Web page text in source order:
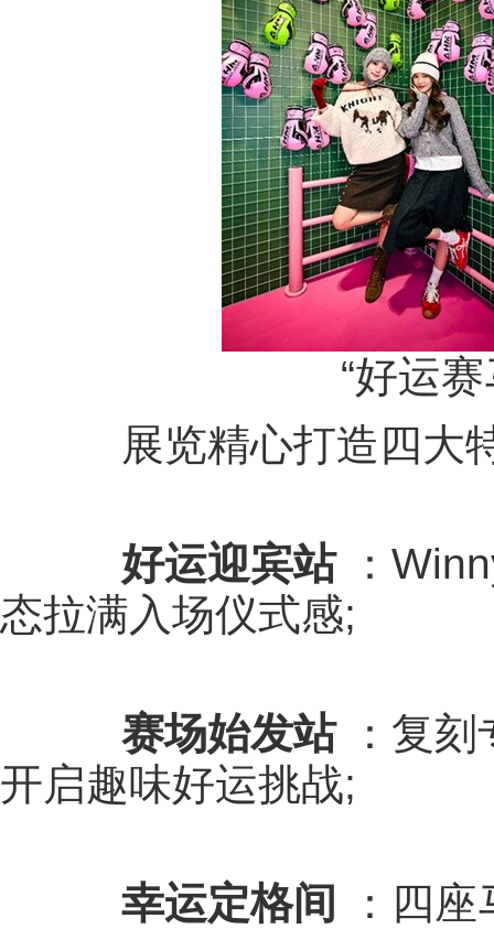
“好运赛
展览精心打造四大
好运迎宾站：
态拉满入场仪式感;
赛场始发站：复刻
开启趣味好运挑战;
幸运定格间
：四